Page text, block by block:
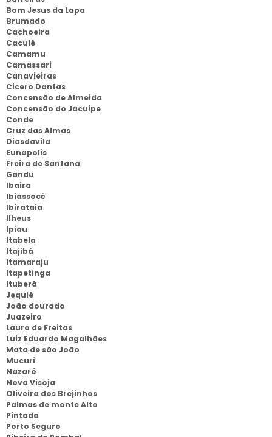
Bom Jesus da Lapa
Brumado
Cachoeira
Caculé
Camamu
Camassari
Canavieiras
Cicero Dantas
Concensão de Almeida
Concensão do Jacuipe
Conde
Cruz das Almas
Diasdavila
Eunapolis
Freira de Santana
Gandu
Ibaira
Ibiassocê
Ibirataia
Ilheus
Ipiau
Itabela
Itajibá
Itamaraju
Itapetinga
Ituberá
Jequié
João dourado
Juazeiro
Lauro de Freitas
Luiz Eduardo Magalhães
Mata de são João
Mucuri
Nazaré
Nova Visoja
Oliveira dos Brejinhos
Palmas de monte Alto
Pintada
Porto Seguro